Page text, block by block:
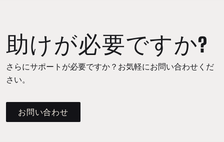
助けが必要ですか?
さらにサポートが必要ですか？お気軽にお問い合わせくだ
さい。
お問い合わせ